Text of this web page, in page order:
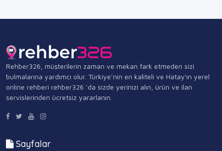
Rehber326, müşterilerin zaman ve mekan fark etmeden sizi
bulmalarına yardımcı olur. Türkiye’nin en kaliteli ve Hatay'ın yerel
online rehberi rehber326 ‘da sizde yerinizi alın, ürün ve ilan
servislerinden ücretsiz yararlanın.
Sayfalar